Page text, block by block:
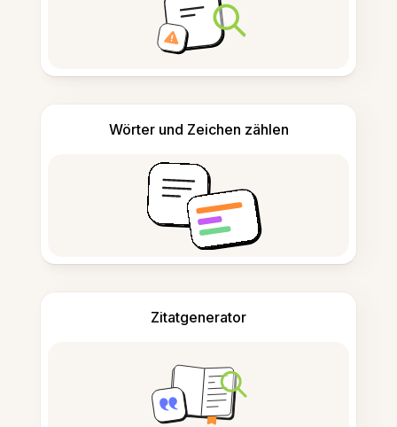
Wörter und Zeichen zählen
Zitatgenerator